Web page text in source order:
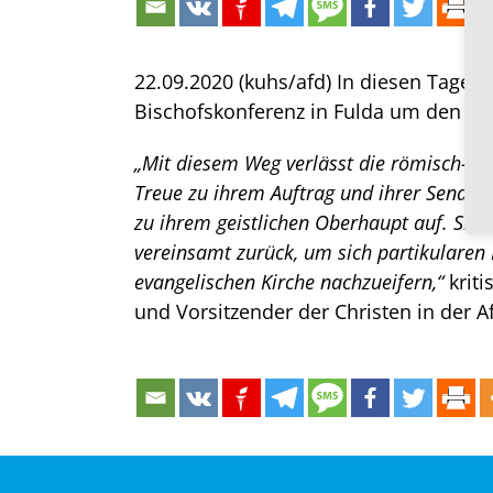
22.09.2020 (kuhs/afd) In diesen
Bischofskonferenz in Fulda um den
„Mit diesem Weg verlässt die römisch-
Treue zu ihrem Auftrag und ihrer
zu ihrem geistlichen Oberhaupt auf. Sie
vereinsamt zurück, um sich
evangelischen Kirche nachzueifern,“
und Vorsitzender der Christen in der